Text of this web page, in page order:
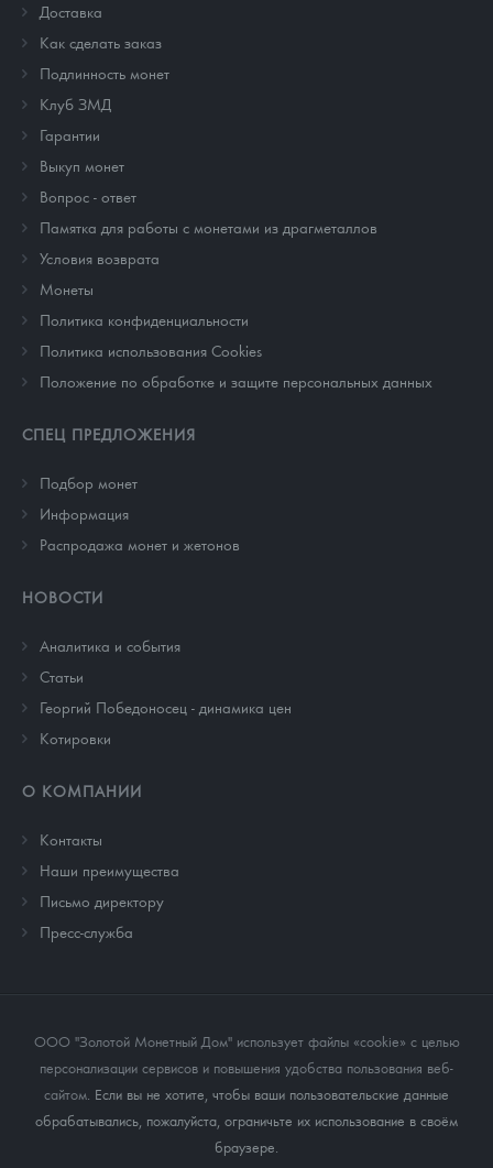
Доставка
Как сделать заказ
Подлинность монет
Клуб ЗМД
Гарантии
Выкуп монет
Вопрос - ответ
Памятка для работы с монетами из драгметаллов
Условия возврата
Монеты
Политика конфиденциальности
Политика использования Cookies
Положение по обработке и защите персональных данных
СПЕЦ ПРЕДЛОЖЕНИЯ
Подбор монет
Информация
Распродажа монет и жетонов
НОВОСТИ
Аналитика и события
Cтатьи
Георгий Победоносец - динамика цен
Котировки
О КОМПАНИИ
Контакты
Наши преимущества
Письмо директору
Пресс-служба
ООО "Золотой Монетный Дом" использует файлы «cookie» с целью
персонализации сервисов и повышения удобства пользования веб-
сайтом. Если вы не хотите, чтобы ваши пользовательские данные
обрабатывались, пожалуйста, ограничьте их использование в своём
браузере.